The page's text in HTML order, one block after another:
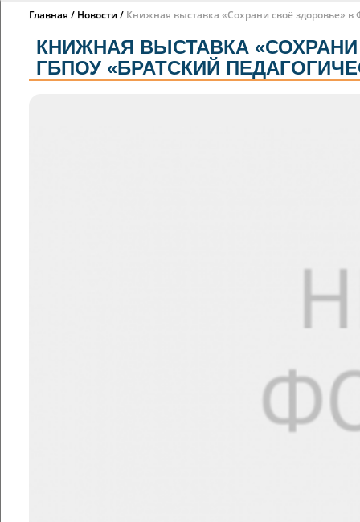
Главная Новости Книжная выставка «Сохрани своё здоровье»
КНИЖНАЯ ВЫСТАВКА
ГБПОУ «БРАТСКИЙ